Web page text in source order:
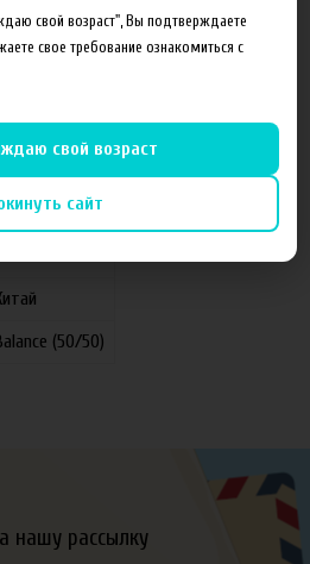
Отзывы
(50/50)
нашу рассылку
свой возраст", Вы подтверждаете
свое требование ознакомиться с
свой возраст
сайт